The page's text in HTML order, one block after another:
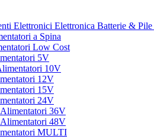
Elettronici Elettronica Batterie & Pile
a Spina
Low Cost
5V
10V
12V
15V
24V
36V
48V
MULTI